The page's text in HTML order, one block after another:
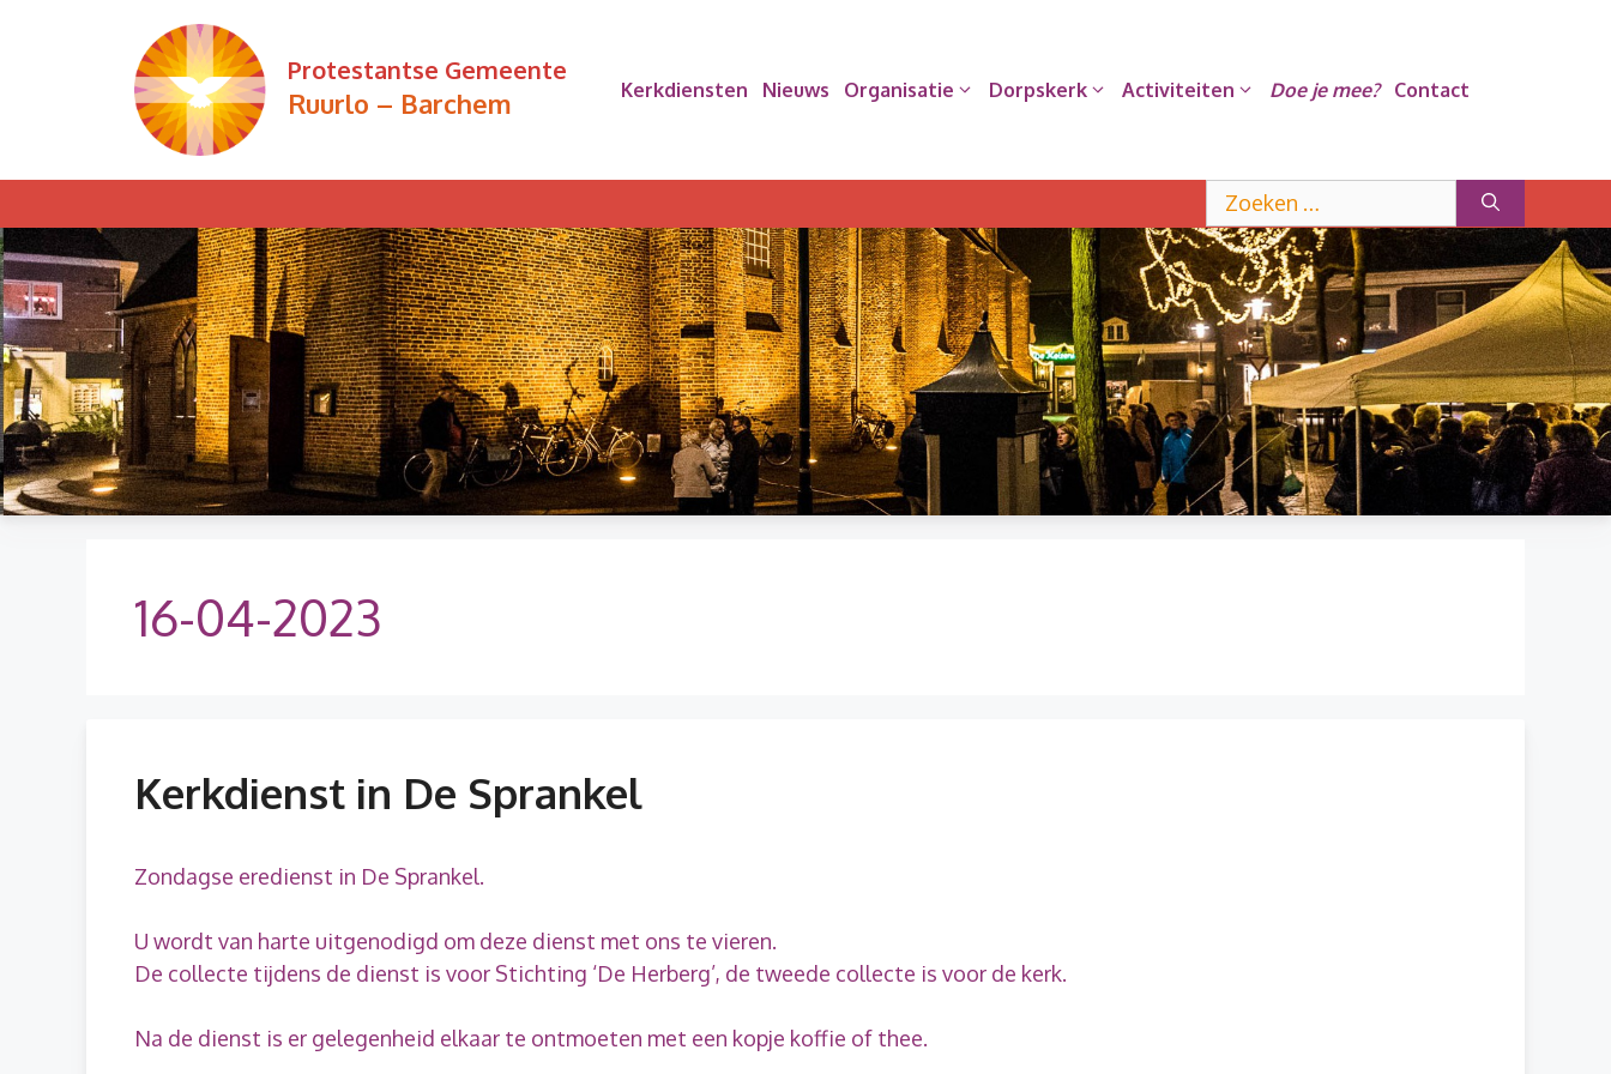
Protestantse Gemeente
Ruurlo – Barchem Kerkdiensten Nieuws Organisatie Dorpskerk Activiteiten Doe je mee? Contact
naar:
16-04-2023
Kerkdienst in De Sprankel
Zondagse eredienst in De Sprankel.
U wordt van harte uitgenodigd om deze dienst met ons te vieren.
De collecte tijdens de dienst is voor Stichting ‘De Herberg’, de tweede collecte is voor de kerk.
Na de dienst is er gelegenheid elkaar te ontmoeten met een kopje koffie of thee.